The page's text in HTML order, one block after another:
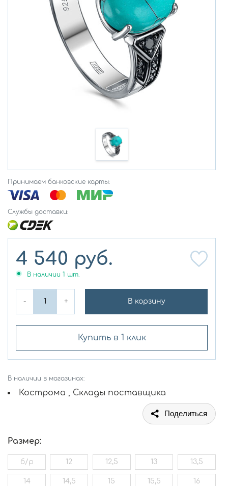
Принимаем банковские карты:
Службы доставки:
4 540 руб.
В наличии 1 шт.
- + В корзину
Купить в 1 клик
В наличии в магазинах:
Кострома , Склады поставщика
Поделиться
Размер:
б/р 12 12,5 13 13,5
14 14,5 15 15,5 16